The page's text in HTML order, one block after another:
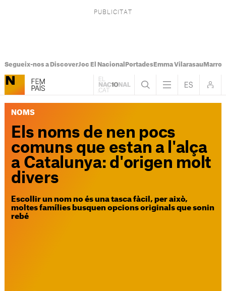
Segueix-nos a DiscoverJoc El Nacional PortadesEmma Vilarasau
NOMS
Els noms de nen pocs
comuns que estan a l'alça
a Catalunya: d'origen molt
divers
Escollir un nom no és una tasca fàcil, per això,
moltes famílies busquen opcions originals que sonin
rebé